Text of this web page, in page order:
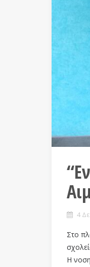
4
Στο
Η